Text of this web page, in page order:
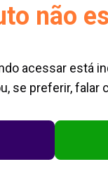
não
acessar está
se preferir, falar